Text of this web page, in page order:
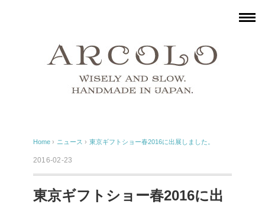
Home › ニュース › 東京ギフトショー春2016に出展しました。
2016-02-23
東京ギフトショー春2016に出